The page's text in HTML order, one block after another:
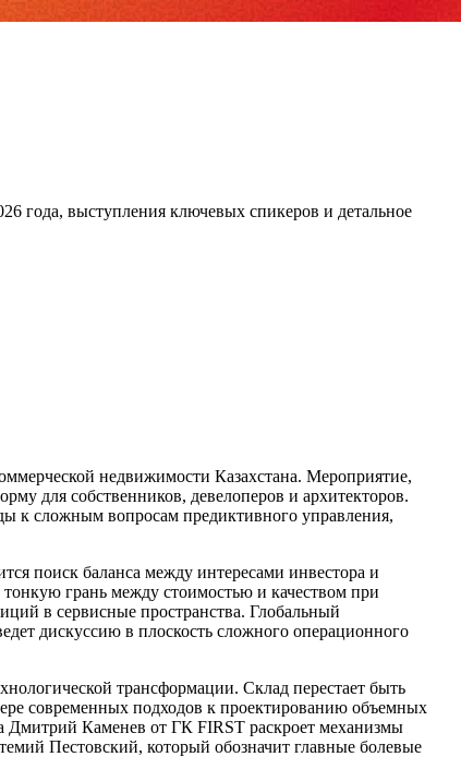
года, выступления ключевых спикеров и детальное
недвижимости Казахстана. Мероприятие,
для собственников, девелоперов и архитекторов.
к сложным вопросам предиктивного управления,
поиск баланса между интересами инвестора и
тонкую грань между стоимостью и качеством при
в сервисные пространства. Глобальный
дискуссию в плоскость сложного операционного
трансформации. Склад перестает быть
современных подходов к проектированию объемных
Дмитрий Каменев от ГК FIRST раскроет механизмы
Пестовский, который обозначит главные болевые